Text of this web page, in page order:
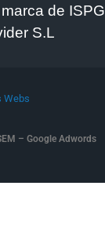
marca de
S.L
Webs
– Google Adwords